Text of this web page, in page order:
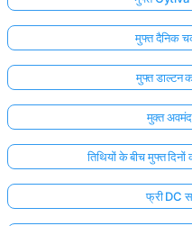
मुफ्त दैनिक
मुफ्त डाल्टन
मुक्त
तिथियों के बीच मुफ्त
फ्री DC